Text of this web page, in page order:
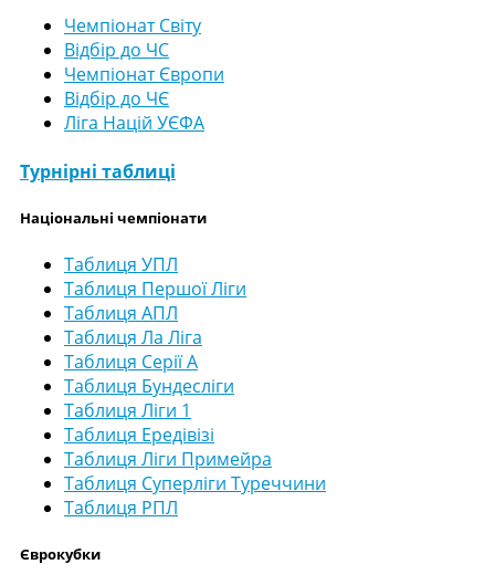
Чемпіонат Світу
Відбір до ЧС
Чемпіонат Європи
Відбір до ЧЄ
Ліга Націй УЄФА
Турнірні таблиці
Національні чемпіонати
Таблиця УПЛ
Таблиця Першої Ліги
Таблиця АПЛ
Таблиця Ла Ліга
Таблиця Серії А
Таблиця Бундесліги
Таблиця Ліги 1
Таблиця Ередівізі
Таблиця Ліги Примейра
Таблиця Суперліги Туреччини
Таблиця РПЛ
Єврокубки